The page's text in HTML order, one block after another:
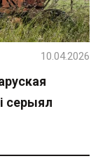
серыял
10.04.2026